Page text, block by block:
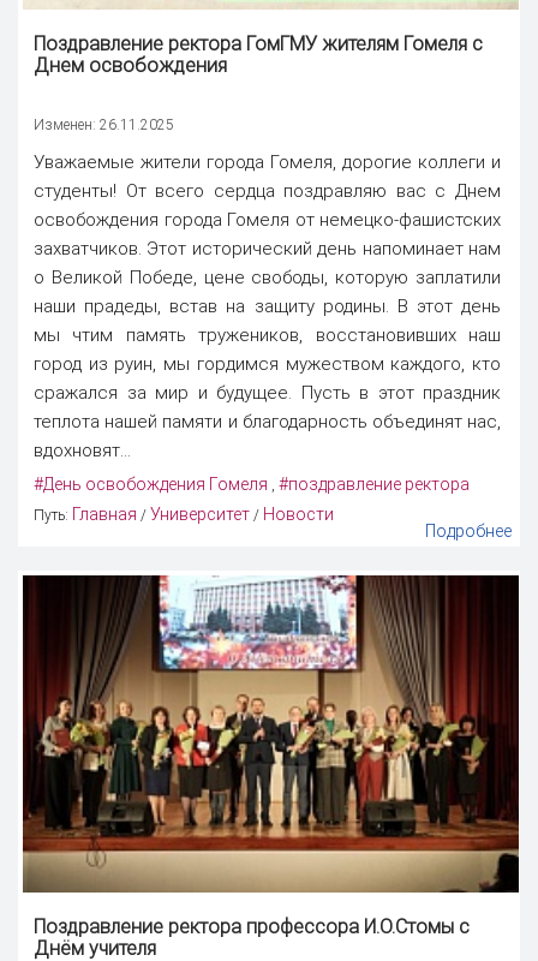
Поздравление ректора ГомГМУ жителям Гомеля с
Днем освобождения
Изменен: 26.11.2025
Уважаемые жители города Гомеля, дорогие коллеги и
студенты! От всего сердца поздравляю вас с Днем
освобождения города Гомеля от немецко-фашистских
захватчиков. Этот исторический день напоминает нам
о Великой Победе, цене свободы, которую заплатили
наши прадеды, встав на защиту родины. В этот день
мы чтим память тружеников, восстановивших наш
город из руин, мы гордимся мужеством каждого, кто
сражался за мир и будущее. Пусть в этот праздник
теплота нашей памяти и благодарность объединят нас,
вдохновят...
#День освобождения Гомеля #поздравление ректора
Путь: Главная / Университет / Новости
Подробнее
Поздравление ректора профессора И.О.Стомы с
Днём учителя